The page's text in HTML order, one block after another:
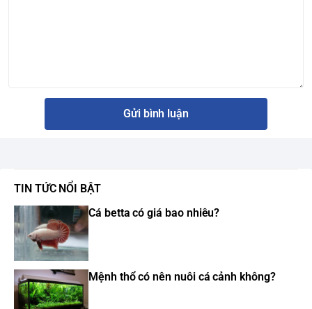
Gửi bình luận
TIN TỨC NỔI BẬT
Cá betta có giá bao nhiêu?
Mệnh thổ có nên nuôi cá cảnh không?